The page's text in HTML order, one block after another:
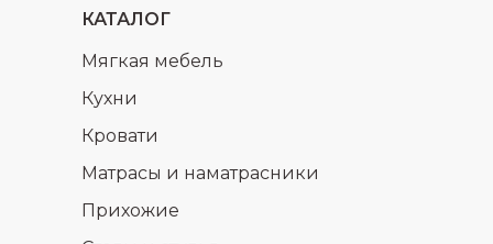
КАТАЛОГ
Кухни
Мягкая мебель
Кровати
Матрасы и наматрасники
Прихожие